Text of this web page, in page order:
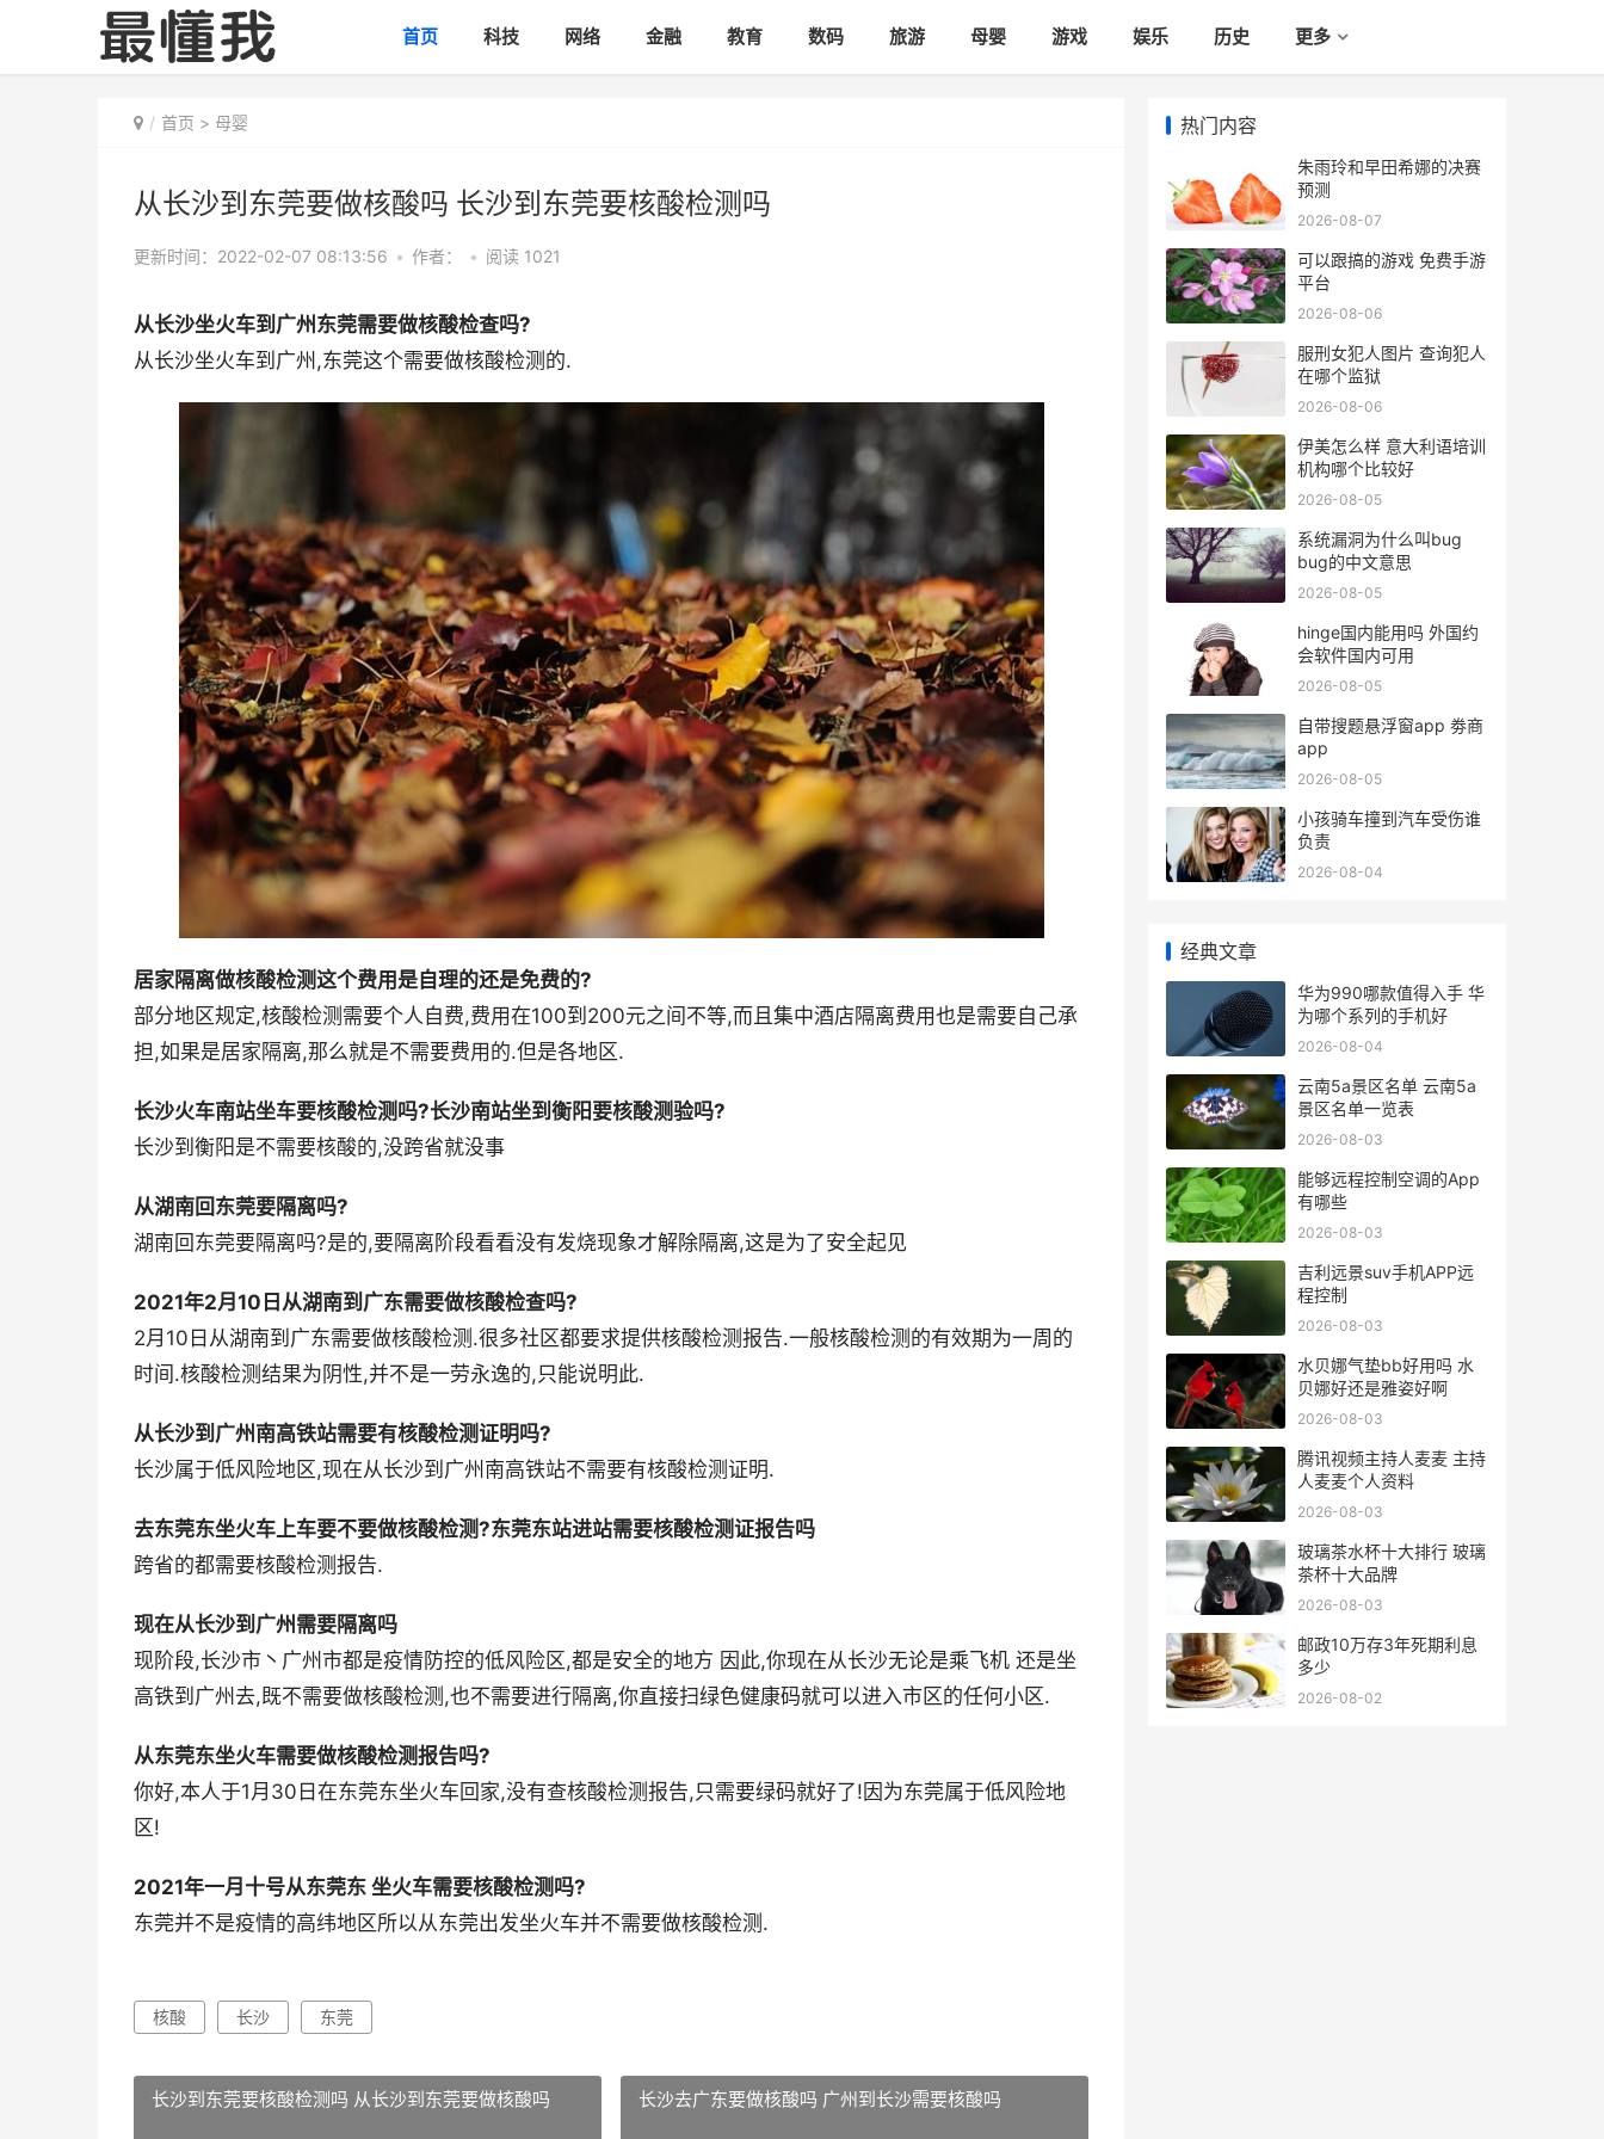
首页 科技 网络 金融 教育 数码 旅游 母婴 游戏 娱乐 历史 更多
首页 > 母婴
从长沙到东莞要做核酸吗 长沙到东莞要核酸检测吗
更新时间：2022-02-07 08:13:56 • 作者： • 阅读 1021
从长沙坐火车到广州东莞需要做核酸检查吗?
从长沙坐火车到广州,东莞这个需要做核酸检测的.
居家隔离做核酸检测这个费用是自理的还是免费的?
部分地区规定,核酸检测需要个人自费,费用在100到200元之间不等,而且集中酒店隔离费用也是需要自己承
担,如果是居家隔离,那么就是不需要费用的.但是各地区.
长沙火车南站坐车要核酸检测吗?长沙南站坐到衡阳要核酸测验吗?
长沙到衡阳是不需要核酸的,没跨省就没事
从湖南回东莞要隔离吗?
湖南回东莞要隔离吗?是的,要隔离阶段看看没有发烧现象才解除隔离,这是为了安全起见
2021年2月10日从湖南到广东需要做核酸检查吗?
2月10日从湖南到广东需要做核酸检测.很多社区都要求提供核酸检测报告.一般核酸检测的有效期为一周的
时间.核酸检测结果为阴性,并不是一劳永逸的,只能说明此.
从长沙到广州南高铁站需要有核酸检测证明吗?
长沙属于低风险地区,现在从长沙到广州南高铁站不需要有核酸检测证明.
去东莞东坐火车上车要不要做核酸检测?东莞东站进站需要核酸检测证报告吗
跨省的都需要核酸检测报告.
现在从长沙到广州需要隔离吗
现阶段,长沙市丶广州市都是疫情防控的低风险区,都是安全的地方 因此,你现在从长沙无论是乘飞机 还是坐
高铁到广州去,既不需要做核酸检测,也不需要进行隔离,你直接扫绿色健康码就可以进入市区的任何小区.
从东莞东坐火车需要做核酸检测报告吗?
你好,本人于1月30日在东莞东坐火车回家,没有查核酸检测报告,只需要绿码就好了!因为东莞属于低风险地
区!
2021年一月十号从东莞东 坐火车需要核酸检测吗?
东莞并不是疫情的高纬地区所以从东莞出发坐火车并不需要做核酸检测.
核酸 长沙 东莞
长沙到东莞要核酸检测吗 从长沙到东莞要做核酸吗 长沙去广东要做核酸吗 广州到长沙需要核酸吗
热门内容
朱雨玲和早田希娜的决赛
预测
2026-08-07
可以跟搞的游戏 免费手游
平台
2026-08-06
服刑女犯人图片 查询犯人
在哪个监狱
2026-08-06
伊美怎么样 意大利语培训
机构哪个比较好
2026-08-05
系统漏洞为什么叫bug
bug的中文意思
2026-08-05
hinge国内能用吗 外国约
会软件国内可用
2026-08-05
自带搜题悬浮窗app 劵商
app
2026-08-05
小孩骑车撞到汽车受伤谁
负责
2026-08-04
经典文章
华为990哪款值得入手 华
为哪个系列的手机好
2026-08-04
云南5a景区名单 云南5a
景区名单一览表
2026-08-03
能够远程控制空调的App
有哪些
2026-08-03
吉利远景suv手机APP远
程控制
2026-08-03
水贝娜气垫bb好用吗 水
贝娜好还是雅姿好啊
2026-08-03
腾讯视频主持人麦麦 主持
人麦麦个人资料
2026-08-03
玻璃茶水杯十大排行 玻璃
茶杯十大品牌
2026-08-03
邮政10万存3年死期利息
多少
2026-08-02